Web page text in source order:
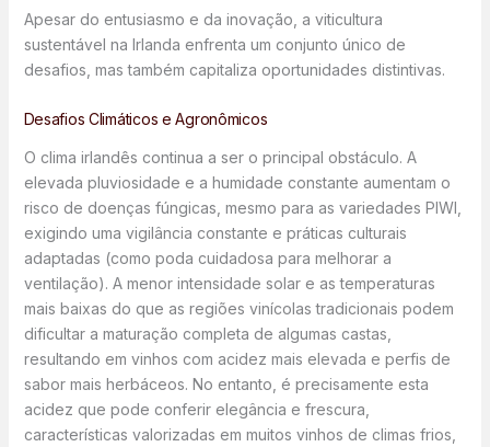
Apesar do entusiasmo e da inovação, a viticultura
sustentável na Irlanda enfrenta um conjunto único de
desafios, mas também capitaliza oportunidades distintivas.
Desafios Climáticos e Agronômicos
O clima irlandês continua a ser o principal obstáculo. A
elevada pluviosidade e a humidade constante aumentam o
risco de doenças fúngicas, mesmo para as variedades PIWI,
exigindo uma vigilância constante e práticas culturais
adaptadas (como poda cuidadosa para melhorar a
ventilação). A menor intensidade solar e as temperaturas
mais baixas do que as regiões vinícolas tradicionais podem
dificultar a maturação completa de algumas castas,
resultando em vinhos com acidez mais elevada e perfis de
sabor mais herbáceos. No entanto, é precisamente esta
acidez que pode conferir elegância e frescura,
características valorizadas em muitos vinhos de climas frios,